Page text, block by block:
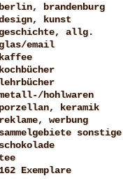
berlin, brandenburg
kunst
allg.
email
kaffee
kochbücher
lehrbücher
hohlwaren
porzellan, keramik
reklame, werbung
sammelgebiete sonstige
schokolade
tee
162 Exemplare